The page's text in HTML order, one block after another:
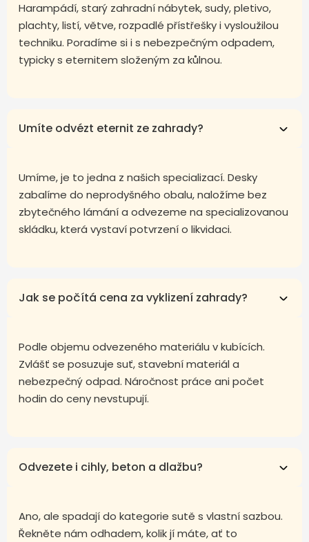
Harampádí, starý zahradní nábytek, sudy, pletivo,
plachty, listí, větve, rozpadlé přístřešky i vysloužilou
techniku. Poradíme si i s nebezpečným odpadem,
typicky s eternitem složeným za kůlnou.
Umíte odvézt eternit ze zahrady?
Umíme, je to jedna z našich specializací. Desky
zabalíme do neprodyšného obalu, naložíme bez
zbytečného lámání a odvezeme na specializovanou
skládku, která vystaví potvrzení o likvidaci.
Jak se počítá cena za vyklizení zahrady?
Podle objemu odvezeného materiálu v kubících.
Zvlášť se posuzuje suť, stavební materiál a
nebezpečný odpad. Náročnost práce ani počet
hodin do ceny nevstupují.
Odvezete i cihly, beton a dlažbu?
Ano, ale spadají do kategorie sutě s vlastní sazbou.
Řekněte nám odhadem, kolik jí máte, ať to